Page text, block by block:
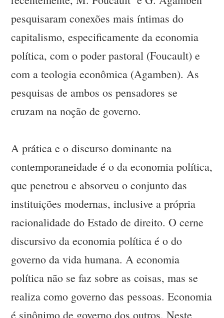
pesquisaram conexões mais íntimas do
capitalismo, especificamente da economia
política, com o poder pastoral (Foucault) e
com a teologia econômica (Agamben). As
pesquisas de ambos os pensadores se
cruzam na noção de governo.
A prática e o discurso dominante na
contemporaneidade é o da economia política,
que penetrou e absorveu o conjunto das
instituições modernas, inclusive a própria
racionalidade do Estado de direito. O cerne
discursivo da economia política é o do
governo da vida humana. A economia
política não se faz sobre as coisas, mas se
realiza como governo das pessoas. Economia
é sinônimo de governo dos outros. Neste